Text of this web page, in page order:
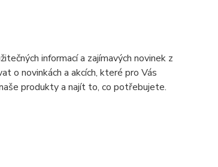
informací a zajímavých novinek z
o novinkách a akcích, které pro Vás
produkty a najít to, co potřebujete.